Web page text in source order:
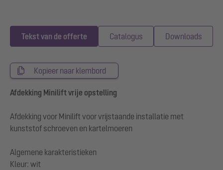
Tekst van de offerte Catalogus Downloads
Kopieer naar klembord
Afdekking Minilift vrije opstelling
Afdekking voor Minilift voor vrijstaande installatie met
kunststof schroeven en kartelmoeren
Algemene karakteristieken
Kleur: wit